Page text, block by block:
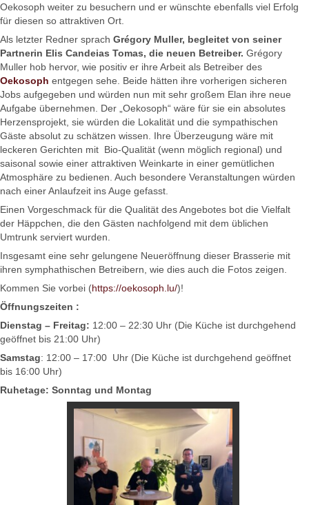
Oekosoph weiter zu besuchern und er wünschte ebenfalls viel Erfolg
für diesen so attraktiven Ort.
Als letzter Redner sprach Grégory Muller, begleitet von seiner
Partnerin Elis Candeias Tomas, die neuen Betreiber. Grégory
Muller hob hervor, wie positiv er ihre Arbeit als Betreiber des
Oekosoph entgegen sehe. Beide hätten ihre vorherigen sicheren
Jobs aufgegeben und würden nun mit sehr großem Elan ihre neue
Aufgabe übernehmen. Der „Oekosoph“ wäre für sie ein absolutes
Herzensprojekt, sie würden die Lokalität und die sympathischen
Gäste absolut zu schätzen wissen. Ihre Überzeugung wäre mit
leckeren Gerichten mit Bio-Qualität (wenn möglich regional) und
saisonal sowie einer attraktiven Weinkarte in einer gemütlichen
Atmosphäre zu bedienen. Auch besondere Veranstaltungen würden
nach einer Anlaufzeit ins Auge gefasst.
Einen Vorgeschmack für die Qualität des Angebotes bot die Vielfalt
der Häppchen, die den Gästen nachfolgend mit dem üblichen
Umtrunk serviert wurden.
Insgesamt eine sehr gelungene Neueröffnung dieser Brasserie mit
ihren symphathischen Betreibern, wie dies auch die Fotos zeigen.
Kommen Sie vorbei (https://oekosoph.lu/)!
Öffnungszeiten :
Dienstag – Freitag: 12:00 – 22:30 Uhr (Die Küche ist durchgehend
geöffnet bis 21:00 Uhr)
Samstag: 12:00 – 17:00 Uhr (Die Küche ist durchgehend geöffnet
bis 16:00 Uhr)
Ruhetage: Sonntag und Montag